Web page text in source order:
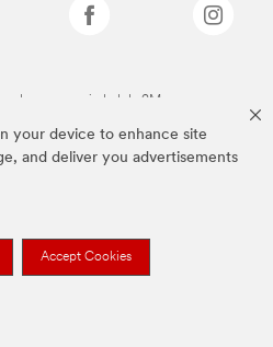
your device to enhance site
and deliver you advertisements
Accept Cookies
son propiedad de 3M